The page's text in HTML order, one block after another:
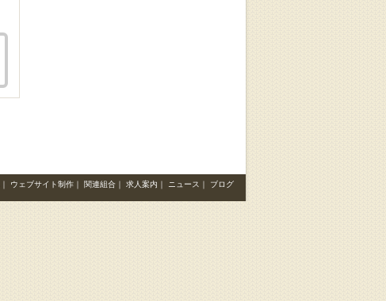
｜ ウェブサイト制作 ｜ 関連組合 ｜ 求人案内 ｜ ニュース ｜ ブログ